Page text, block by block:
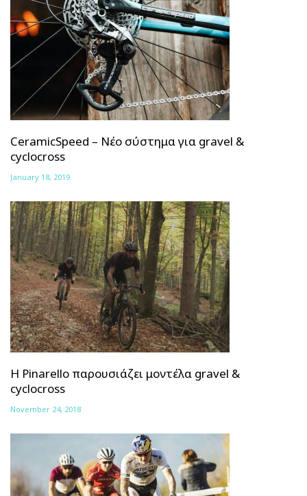
CeramicSpeed – Νέο σύστημα για gravel &
cyclocross
January 18, 2019
H Pinarello παρουσιάζει μοντέλα gravel &
cyclocross
November 24, 2018